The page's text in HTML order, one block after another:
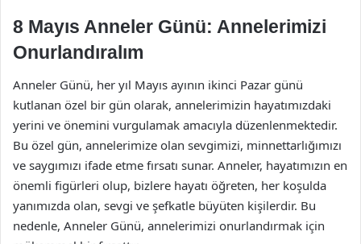
8 Mayıs Anneler Günü: Annelerimizi
Onurlandıralım
Anneler Günü, her yıl Mayıs ayının ikinci Pazar günü
kutlanan özel bir gün olarak, annelerimizin hayatımızdaki
yerini ve önemini vurgulamak amacıyla düzenlenmektedir.
Bu özel gün, annelerimize olan sevgimizi, minnettarlığımızı
ve saygımızı ifade etme fırsatı sunar. Anneler, hayatımızın en
önemli figürleri olup, bizlere hayatı öğreten, her koşulda
yanımızda olan, sevgi ve şefkatle büyüten kişilerdir. Bu
nedenle, Anneler Günü, annelerimizi onurlandırmak için